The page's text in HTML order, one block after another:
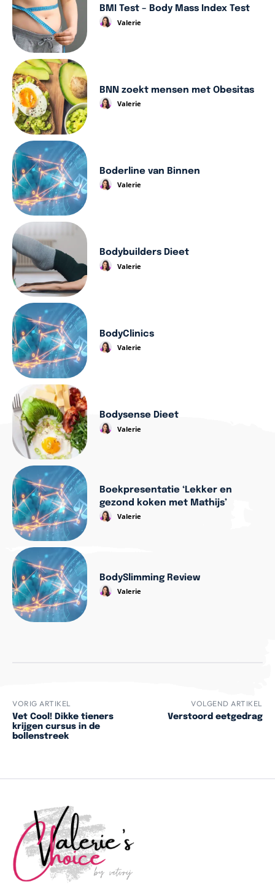
BMI Test – Body Mass Index Test
Valerie
BNN zoekt mensen met Obesitas
Valerie
Boderline van Binnen
Valerie
Bodybuilders Dieet
Valerie
BodyClinics
Valerie
Bodysense Dieet
Valerie
Boekpresentatie ‘Lekker en
gezond koken met Mathijs’
Valerie
BodySlimming Review
Valerie
VORIG ARTIKEL
Vet Cool! Dikke tieners
krijgen cursus in de
bollenstreek
VOLGEND ARTIKEL
Verstoord eetgedrag